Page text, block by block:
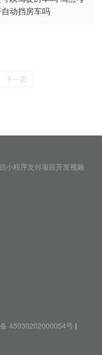
动挡房车吗
下一页
小程序支付项目开发视频
45030202000054号 |